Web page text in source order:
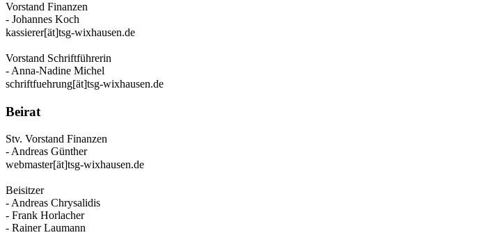
Vorstand Finanzen
- Johannes Koch
kassierer[ät]tsg-wixhausen.de
Vorstand Schriftführerin
- Anna-Nadine Michel
schriftfuehrung[ät]tsg-wixhausen.de
Beirat
Stv. Vorstand Finanzen
- Andreas Günther
webmaster[ät]tsg-wixhausen.de
Beisitzer
- Andreas Chrysalidis
- Frank Horlacher
- Rainer Laumann